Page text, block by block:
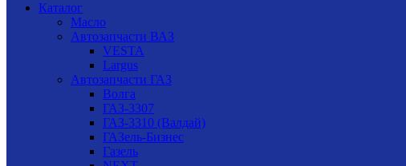
Каталог
Масло
Автозапчасти ВАЗ
VESTA
Largus
Автозапчасти ГАЗ
Волга
ГАЗ-3307
ГАЗ-3310 (Валдай)
ГАЗель-Бизнес
Газель